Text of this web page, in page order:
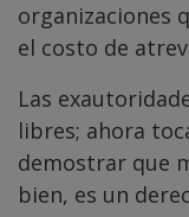
organizaciones
el costo de
Las
libres; ahora
demostrar que
bien, es un